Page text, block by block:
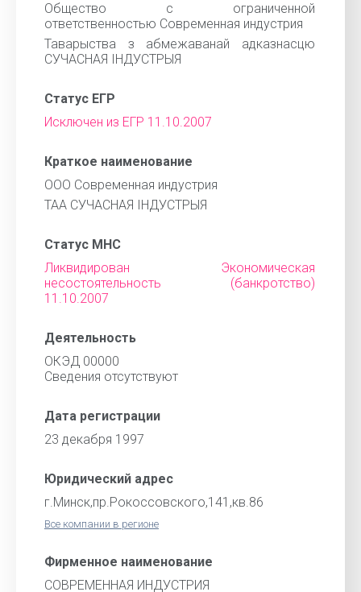
Общество с ограниченной
ответственностью Современная индустрия
Таварыства з абмежаванай адказнасцю
СУЧАСНАЯ IНДУСТРЫЯ
Статус ЕГР
Исключен из ЕГР 11.10.2007
Краткое наименование
ООО Современная индустрия
ТАА СУЧАСНАЯ IНДУСТРЫЯ
Статус МНС
Ликвидирован Экономическая
несостоятельность (банкротство)
11.10.2007
Деятельность
ОКЭД 00000
Cведения отсутствуют
Дата регистрации
23 декабря 1997
Юридический адрес
г.Минск,пр.Рокоссовского,141,кв.86
Все компании в регионе
Фирменное наименование
СОВРЕМЕННАЯ ИНДУСТРИЯ